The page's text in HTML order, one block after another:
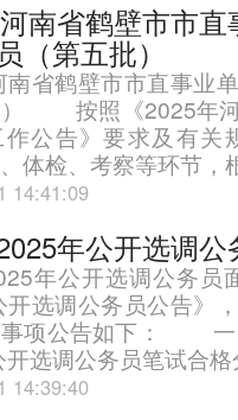
南省鹤壁市市
（第五批）
南省鹤壁市市直事业
） 按照《2025年河
公告》要求及有关
体检、考察等环节，
14:41:09
年公开选调
年公开选调公务
开选调公务员公告》
事项公告如下：
选调公务员笔试合格
14:39:40